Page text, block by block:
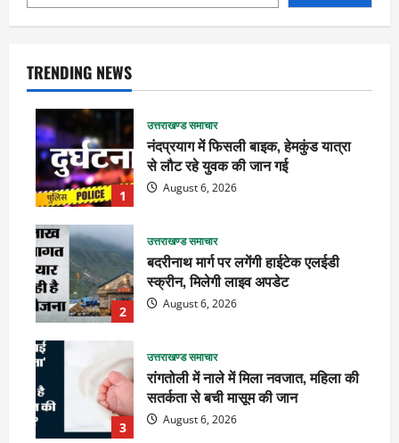
TRENDING NEWS
1
उत्तराखण्ड समाचार
नंदप्रयाग में फिसली बाइक, हेमकुंड यात्रा
से लौट रहे युवक की जान गई
August 6, 2026
2
उत्तराखण्ड समाचार
बदरीनाथ मार्ग पर लगेंगी हाईटेक एलईडी
स्क्रीन, मिलेगी लाइव अपडेट
August 6, 2026
3
उत्तराखण्ड समाचार
रांगतोली में नाले में मिला नवजात, महिला की
सतर्कता से बची मासूम की जान
August 6, 2026